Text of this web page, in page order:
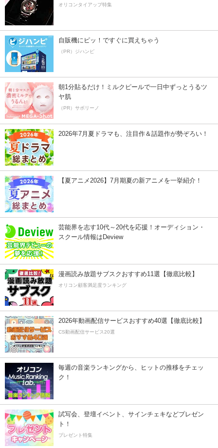
オリコンタイアップ特集
自販機にピッ！ですぐに買えちゃう
（PR）ジハンピ
朝1分貼るだけ！ミルクピールで一日中ずっとうるツ
ヤ肌
（PR）サボリーノ
2026年7月夏ドラマも、注目作＆話題作が勢ぞろい！
【夏アニメ2026】7月期夏の新アニメを一挙紹介！
芸能界を志す10代～20代を応援！オーディション・
スクール情報はDeview
漫画読み放題サブスクおすすめ11選【徹底比較】
オリコン顧客満足度ランキング
2026年動画配信サービスおすすめ40選【徹底比較】
CS動画配信サービス20選
毎週の音楽ランキングから、ヒットの推移をチェッ
ク！
試写会、登壇イベント、サインチェキなどプレゼン
ト！
プレゼント特集